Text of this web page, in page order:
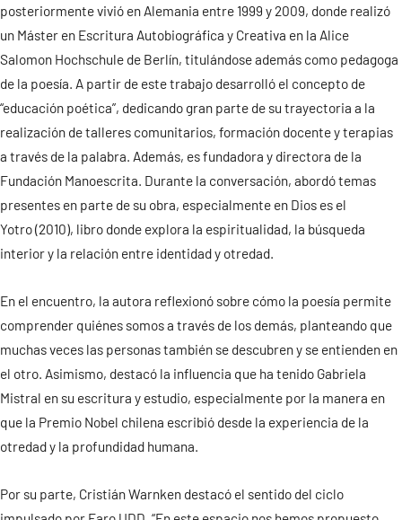
posteriormente vivió en Alemania entre 1999 y 2009, donde realizó
un Máster en Escritura Autobiográfica y Creativa en la Alice
Salomon Hochschule de Berlín, titulándose además como pedagoga
de la poesía. A partir de este trabajo desarrolló el concepto de
“educación poética”, dedicando gran parte de su trayectoria a la
realización de talleres comunitarios, formación docente y terapias
a través de la palabra. Además, es fundadora y directora de la
Fundación Manoescrita. Durante la conversación, abordó temas
presentes en parte de su obra, especialmente en Dios es el
Yotro (2010), libro donde explora la espiritualidad, la búsqueda
interior y la relación entre identidad y otredad.
En el encuentro, la autora reflexionó sobre cómo la poesía permite
comprender quiénes somos a través de los demás, planteando que
muchas veces las personas también se descubren y se entienden en
el otro. Asimismo, destacó la influencia que ha tenido Gabriela
Mistral en su escritura y estudio, especialmente por la manera en
que la Premio Nobel chilena escribió desde la experiencia de la
otredad y la profundidad humana.
Por su parte, Cristián Warnken destacó el sentido del ciclo